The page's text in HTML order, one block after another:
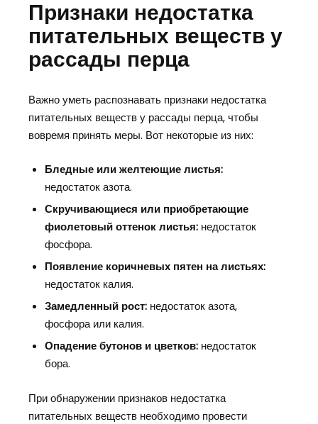
Признаки недостатка
питательных веществ у
рассады перца
Важно уметь распознавать признаки недостатка
питательных веществ у рассады перца, чтобы
вовремя принять меры. Вот некоторые из них:
Бледные или желтеющие листья:
недостаток азота.
Скручивающиеся или приобретающие
фиолетовый оттенок листья:недостаток
фосфора.
Появление коричневых пятен на листьях:
недостаток калия.
Замедленный рост:недостаток азота,
фосфора или калия.
Опадение бутонов и цветков:недостаток
бора.
При обнаружении признаков недостатка
питательных веществ необходимо провести